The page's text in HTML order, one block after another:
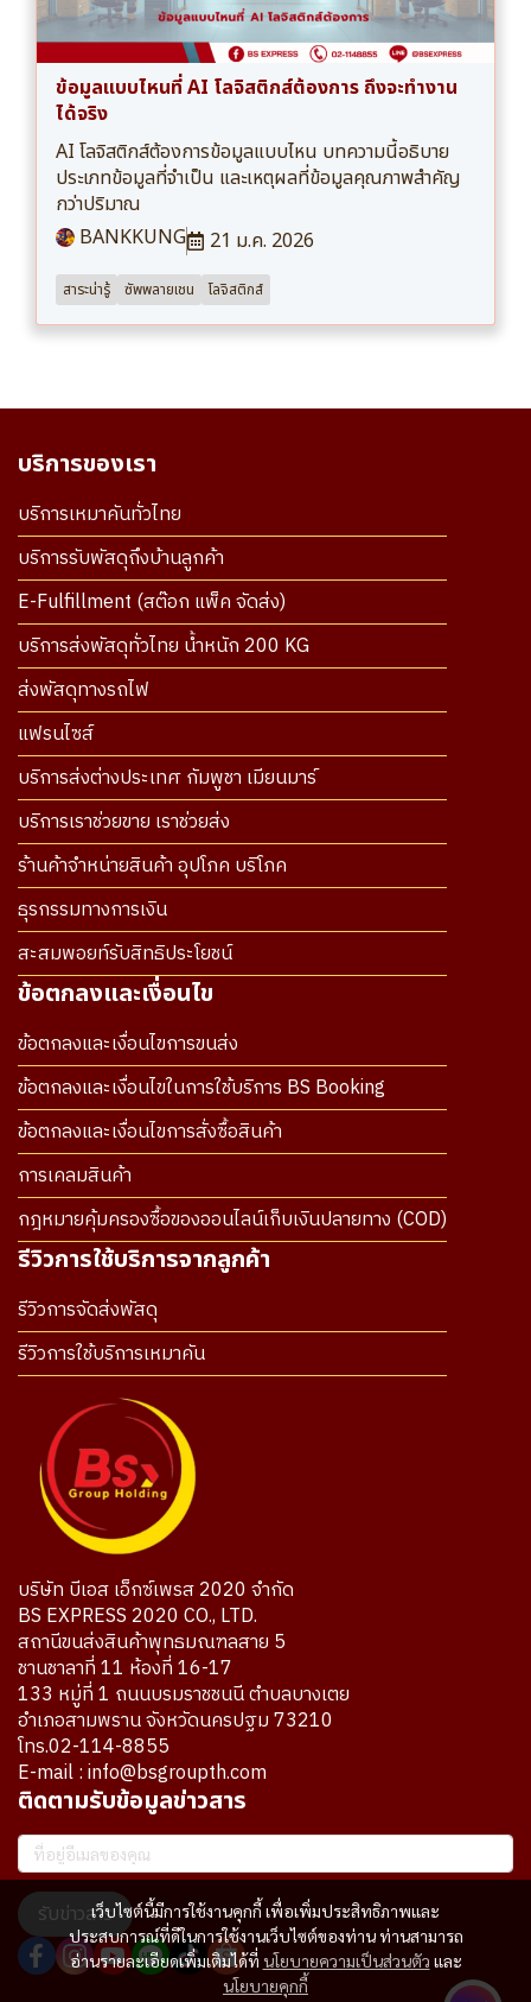
ข้อมูลแบบไหนที่ AI โลจิสติกส์ต้องการ ถึงจะทำงาน
ได้จริง
AI โลจิสติกส์ต้องการข้อมูลแบบไหน บทความนี้อธิบาย
ประเภทข้อมูลที่จำเป็น และเหตุผลที่ข้อมูลคุณภาพสำคัญ
กว่าปริมาณ
BANKKUNG
21 ม.ค. 2026
สาระน่ารู้ ซัพพลายเชน โลจิสติกส์
เว็บไซต์นี้มีการใช้งานคุกกี้ เพื่อเพิ่มประสิทธิภาพและ
ประสบการณ์ที่ดีในการใช้งานเว็บไซต์ของท่าน ท่านสามารถ
อ่านรายละเอียดเพิ่มเติมได้ที่ นโยบายความเป็นส่วนตัว และ
นโยบายคุกกี้
บริการของเรา
บริการเหมาคันทั่วไทย
บริการรับพัสดุถึงบ้านลูกค้า
E-Fulfillment (สต๊อก แพ็ค จัดส่ง)
บริการส่งพัสดุทั่วไทย น้ำหนัก 200 KG
ส่งพัสดุทางรถไฟ
แฟรนไซส์
บริการส่งต่างประเทศ กัมพูชา เมียนมาร์
บริการเราช่วยขาย เราช่วยส่ง
ร้านค้าจำหน่ายสินค้า อุปโภค บริโภค
ธุรกรรมทางการเงิน
สะสมพอยท์รับสิทธิประโยชน์
ข้อตกลงและเงื่อนไข
ข้อตกลงและเงื่อนไขการขนส่ง
ข้อตกลงและเงื่อนไขในการใช้บริการ BS Booking
ข้อตกลงและเงื่อนไขการสั่งซื้อสินค้า
การเคลมสินค้า
กฎหมายคุ้มครองซื้อของออนไลน์เก็บเงินปลายทาง (COD)
รีวิวการใช้บริการจากลูกค้า
รีวิวการจัดส่งพัสดุ
รีวิวการใช้บริการเหมาคัน
บริษัท บีเอส เอ็กซ์เพรส 2020 จำกัด
BS EXPRESS 2020 CO., LTD.
สถานีขนส่งสินค้าพุทธมณฑลสาย 5
ชานชาลาที่ 11 ห้องที่ 16-17
133 หมู่ที่ 1 ถนนบรมราชชนนี ตำบลบางเตย
อำเภอสามพราน จังหวัดนครปฐม 73210
โทร.02-114-8855
E-mail : info@bsgroupth.com
ติดตามรับข้อมูลข่าวสาร
รับข่าวสาร